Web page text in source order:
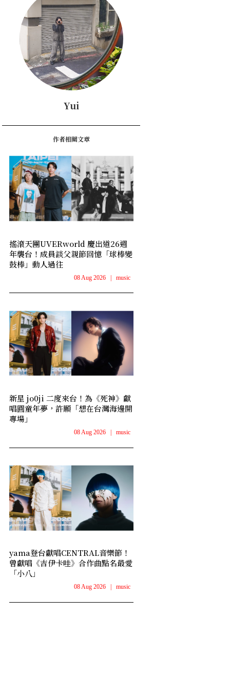
Yui
作者相關文章
搖滾天團UVERworld 慶出道26週
年襲台！成員談父親節回憶「球棒變
鼓棒」動人過往
08 Aug 2026 | music
新星 jo0ji 二度來台！為《死神》獻
唱圓童年夢，許願「想在台灣海邊開
專場」
08 Aug 2026 music
yama登台獻唱CENTRAL音樂節！
曾獻唱《吉伊卡哇》合作曲點名最愛
「小八」
08 Aug 2026 music